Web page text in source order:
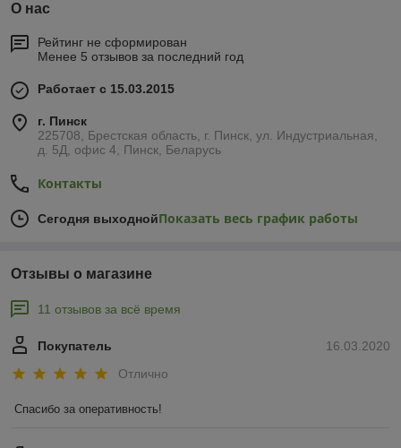
О нас
Рейтинг не сформирован
Менее 5 отзывов за последний год
Работает с 15.03.2015
г. Пинск
225708, Брестская область, г. Пинск, ул. Индустриальная,
д. 5Д, офис 4, Пинск, Беларусь
Контакты
Сегодня выходнойПоказать весь график работы
Отзывы о магазине
11 отзывов за всё время
16.03.2020
Покупатель
Отлично
Спасибо за оперативность!